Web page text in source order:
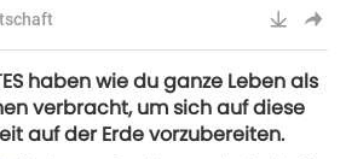
Taiwan, auch bekannt als
Formosa:Ehrfürchtig übermittelt
Allermächtigen Vereinten
Dreieinheit: Im November 2021,
sobald ich meine Augen bei der
haben wie du ganze Leben als
verbracht, um sich auf diese
auf der Erde vorzubereiten.